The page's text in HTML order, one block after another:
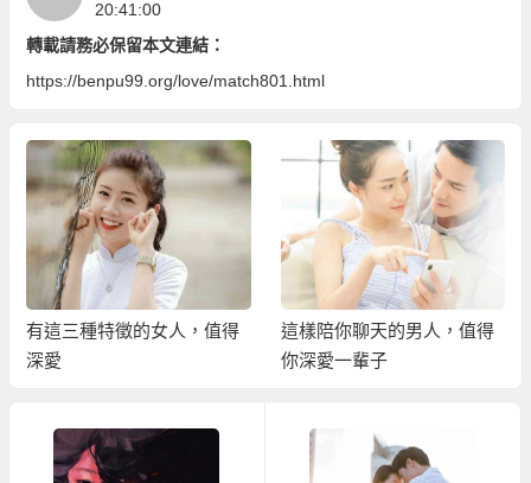
20:41:00
轉載請務必保留本文連結：
https://benpu99.org/love/match801.html
有這三種特徵的女人，值得
深愛
這樣陪你聊天的男人，值得
你深愛一輩子